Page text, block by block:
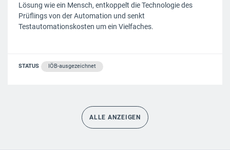
Lösung wie ein Mensch, entkoppelt die Technologie des
Prüflings von der Automation und senkt
Testautomationskosten um ein Vielfaches.
STATUS IÖB-ausgezeichnet
ALLE ANZEIGEN